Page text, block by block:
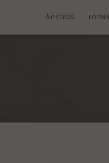
À PROPOS